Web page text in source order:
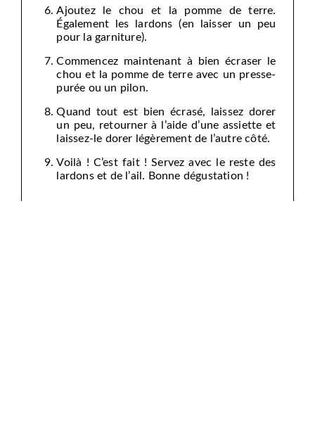
Ajoutez le chou et la pomme de terre.
Également les lardons (en laisser un peu
pour la garniture).
Commencez maintenant à bien écraser le
chou et la pomme de terre avec un presse-
purée ou un pilon.
Quand tout est bien écrasé, laissez dorer
un peu, retourner à l’aide d’une assiette et
laissez-le dorer légèrement de l’autre côté.
Voilà ! C’est fait ! Servez avec le reste des
lardons et de l’ail. Bonne dégustation !